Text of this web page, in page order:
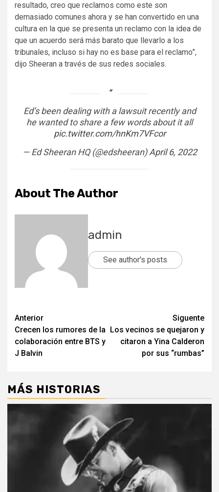
resultado, creo que reclamos como este son
demasiado comunes ahora y se han convertido en una
cultura en la que se presenta un reclamo con la idea de
que un acuerdo será más barato que llevarlo a los
tribunales, incluso si hay no es base para el reclamo”,
dijo Sheeran a través de sus redes sociales.
Ed’s been dealing with a lawsuit recently and
he wanted to share a few words about it all
pic.twitter.com/hnKm7VFcor
— Ed Sheeran HQ (@edsheeran)April 6, 2022
About The Author
admin
See author's posts
Post
navigation
Anterior
Crecen los rumores de la
colaboración entre BTS y
J Balvin
Siguente
Los vecinos se quejaron y
citaron a Yina Calderon
por sus “rumbas”
MÁS HISTORIAS